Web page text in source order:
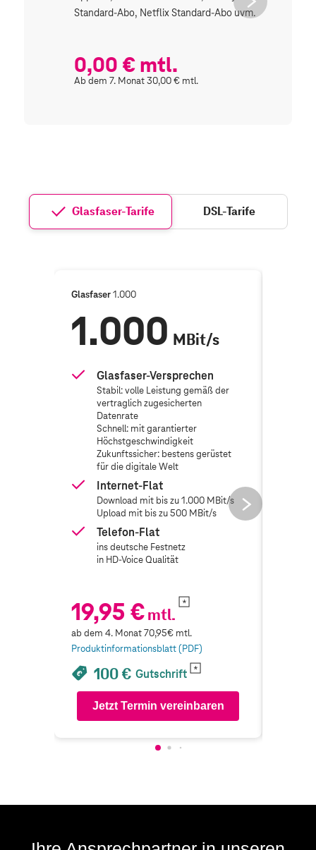
Standard-Abo, Netflix Standard-Abo uvm.
0,00 € mtl.
Ab dem 7. Monat 30,00 € mtl.
Glasfaser-Tarife DSL-Tarife
Glasfaser1.000
1.000 MBit/s
Glasfaser-Versprechen
Stabil: volle Leistung gemäß der
vertraglich zugesicherten
Datenrate
Schnell: mit garantierter
Höchstgeschwindigkeit
Zukunftssicher: bestens gerüstet
für die digitale Welt
Internet-Flat
Download mit bis zu 1.000 MBit/s
Upload mit bis zu 500 MBit/s
Telefon-Flat
ins deutsche Festnetz
in HD-Voice Qualität
19,95 €mtl.
ab dem 4. Monat 70,95€ mtl.
Produktinformationsblatt (PDF)
100 € Gutschrift
Jetzt Termin vereinbaren
next